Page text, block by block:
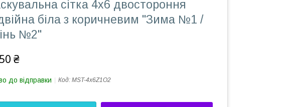
сітка 4х6 двостороння
біла з коричневим "Зима №1 /
№2"
₴
до відправки Код: MST-4х6Z1O2